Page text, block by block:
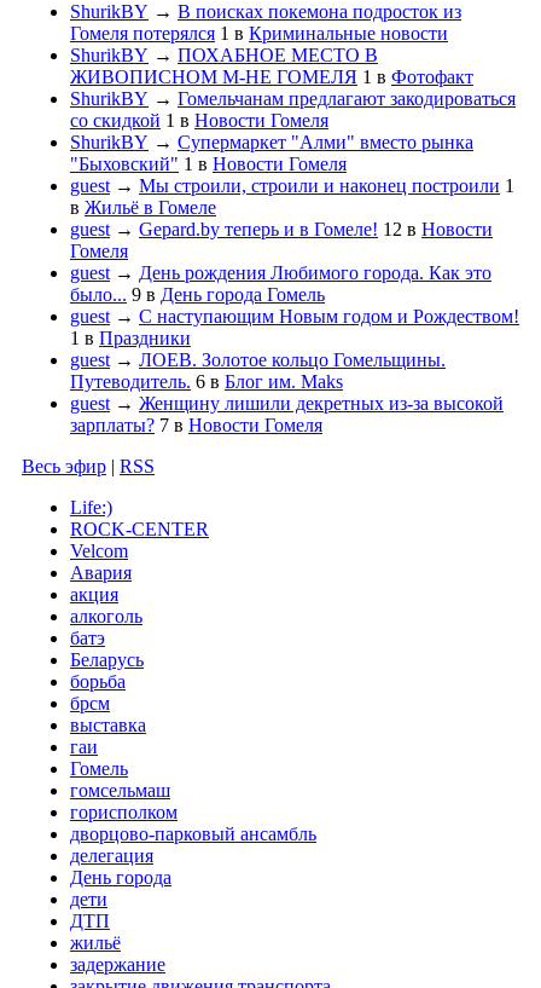
ShurikBY → В поисках покемона подросток из
Гомеля потерялся 1 в Криминальные новости
ShurikBY → ПОХАБНОЕ МЕСТО В
ЖИВОПИСНОМ М-НЕ ГОМЕЛЯ 1 в Фотофакт
ShurikBY → Гомельчанам предлагают закодироваться
со скидкой 1 в Новости Гомеля
ShurikBY → Супермаркет "Алми" вместо рынка
"Быховский" 1 в Новости Гомеля
guest → Мы строили, строили и наконец построили 1
в Жильё в Гомеле
guest → Gepard.by теперь и в Гомеле! 12 в Новости
Гомеля
guest → День рождения Любимого города. Как это
было... 9 в День города Гомель
guest → С наступающим Новым годом и Рождеством!
1 в Праздники
guest → ЛОЕВ. Золотое кольцо Гомельщины.
Путеводитель. 6 в Блог им. Maks
guest → Женщину лишили декретных из-за высокой
зарплаты? 7 в Новости Гомеля
Весь эфир | RSS
Life:)
ROCK-CENTER
Velcom
Авария
акция
алкоголь
батэ
Беларусь
борьба
брсм
выставка
гаи
Гомель
гомсельмаш
горисполком
дворцово-парковый ансамбль
делегация
День города
дети
ДТП
жильё
задержание